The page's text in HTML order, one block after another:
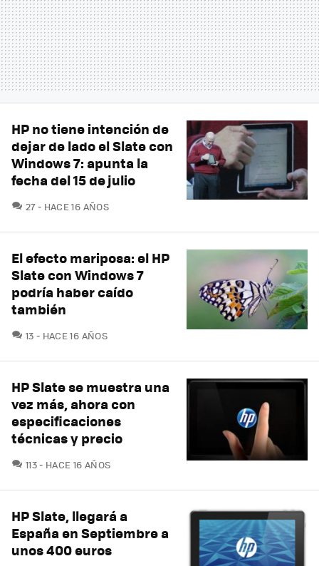
HP no tiene intención de
dejar de lado el Slate con
Windows 7: apunta la
fecha del 15 de julio
27COMENTARIOS
HACE 16 AÑOS
El efecto mariposa: el HP
Slate con Windows 7
podría haber caído
también
13 COMENTARIOS
HACE 16 AÑOS
HP Slate se muestra una
vez más, ahora con
especificaciones
técnicas y precio
113COMENTARIOS
HACE 16 AÑOS
HP Slate, llegará a
España en Septiembre a
unos 400 euros